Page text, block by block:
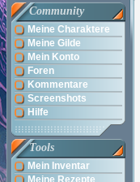
Community
Meine Charaktere
Meine Gilde
Mein Konto
Foren
Kommentare
Screenshots
Hilfe
Tools
Mein Inventar
Meine Rezepte